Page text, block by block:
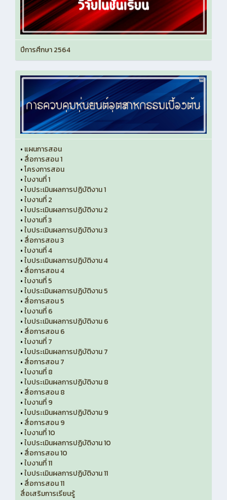
ปีการศึกษา 2564
• แผนการสอน
• สื่อการสอน 1
•โครงการสอน
•ใบงานที่ 1
•ใบประเมินผลการปฏิบัติงาน 1
•ใบงานที่ 2
•ใบประเมินผลการปฏิบัติงาน 2
•ใบงานที่ 3
•ใบประเมินผลการปฏิบัติงาน 3
• สื่อการสอน 3
•ใบงานที่ 4
•ใบประเมินผลการปฏิบัติงาน 4
• สื่อการสอน 4
•ใบงานที่ 5
•ใบประเมินผลการปฏิบัติงาน 5
• สื่อการสอน 5
•ใบงานที่ 6
•ใบประเมินผลการปฏิบัติงาน 6
• สื่อการสอน 6
•ใบงานที่ 7
•ใบประเมินผลการปฏิบัติงาน 7
• สื่อการสอน 7
•ใบงานที่ 8
•ใบประเมินผลการปฏิบัติงาน 8
• สื่อการสอน 8
•ใบงานที่ 9
•ใบประเมินผลการปฏิบัติงาน 9
• สื่อการสอน 9
•ใบงานที่ 10
•ใบประเมินผลการปฏิบัติงาน 10
• สื่อการสอน 10
•ใบงานที่ 11
•ใบประเมินผลการปฏิบัติงาน 11
• สื่อการสอน 11
สื่อเสริมการเรียนรู้